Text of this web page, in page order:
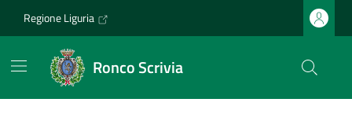
Regione Liguria
Ronco Scrivia